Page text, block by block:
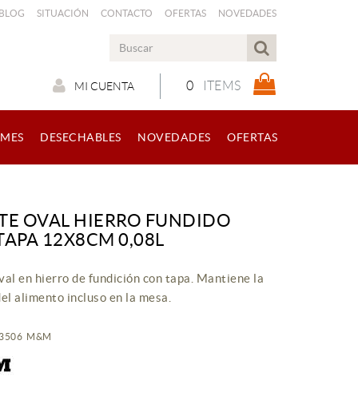
SITUACIÓN CONTACTO OFERTAS NOVEDADES
0 ITEMS
MI CUENTA
DESECHABLES NOVEDADES OFERTAS
OVAL HIERRO FUNDIDO
12X8CM 0,08L
en hierro de fundición con tapa. Mantiene la
alimento incluso en la mesa.
M&M